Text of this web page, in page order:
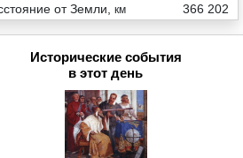
от Земли, км 366 202
Исторические события
в этот день